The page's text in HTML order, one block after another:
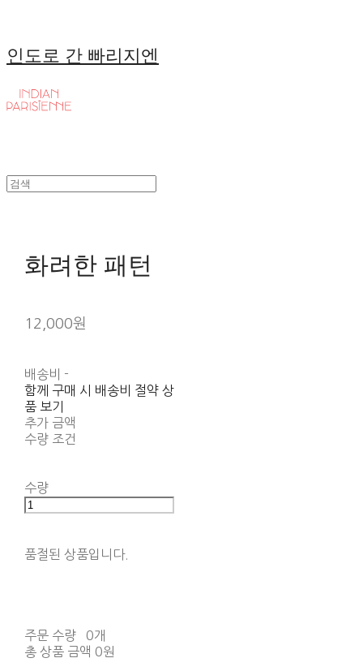
인도로 간 빠리지엔
화려한 패턴
12,000원
배송비 -
함께 구매 시 배송비 절약 상
품 보기
추가 금액
수량 조건
수량
품절된 상품입니다.
주문 수량
0개
총 상품 금액 0원